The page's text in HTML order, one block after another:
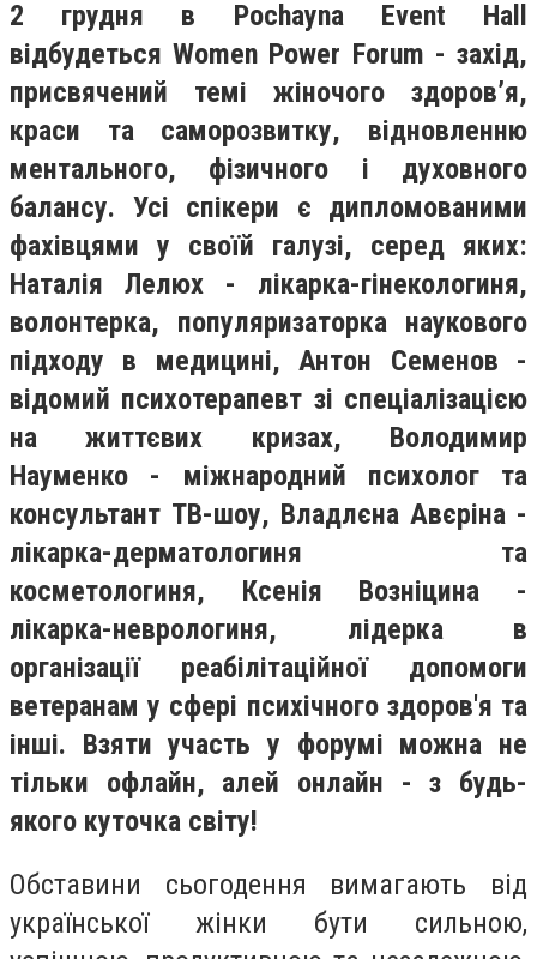
2 грудня в Pochayna Event Hall
відбудеться Women Power Forum - захід,
присвячений темі жіночого здоров’я,
краси та саморозвитку, відновленню
ментального, фізичного і духовного
балансу. Усі спікери є дипломованими
фахівцями у своїй галузі, серед яких:
Наталія Лелюх - лікарка-гінекологиня,
волонтерка, популяризаторка наукового
підходу в медицині, Антон Семенов -
відомий психотерапевт зі спеціалізацією
на життєвих кризах, Володимир
Науменко - міжнародний психолог та
консультант ТВ-шоу, Владлєна Авєріна -
лікарка-дерматологиня та
косметологиня, Ксенія Возніцина -
лікарка-неврологиня, лідерка в
організації реабілітаційної допомоги
ветеранам у сфері психічного здоров'я та
інші. Взяти участь у форумі можна не
тільки офлайн, алей онлайн - з будь-
якого куточка світу!
Обставини сьогодення вимагають від
української жінки бути сильною,